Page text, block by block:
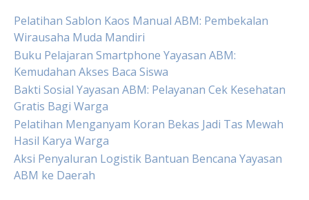
Pelatihan Sablon Kaos Manual ABM: Pembekalan
Wirausaha Muda Mandiri
Buku Pelajaran Smartphone Yayasan ABM:
Kemudahan Akses Baca Siswa
Bakti Sosial Yayasan ABM: Pelayanan Cek Kesehatan
Gratis Bagi Warga
Pelatihan Menganyam Koran Bekas Jadi Tas Mewah
Hasil Karya Warga
Aksi Penyaluran Logistik Bantuan Bencana Yayasan
ABM ke Daerah